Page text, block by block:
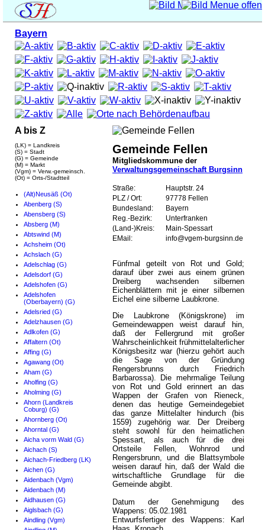
Bayern
A bis Z
(LK) = Landkreis
(S) = Stadt
(G) = Gemeinde
(M) = Markt
(Vgm) = Verw.-gemeinsch.
(Ot) = Orts-/Stadtteil
(Alt)Neusäß (Ot)
Abenberg (S)
Abensberg (S)
Absberg (M)
Abtswind (M)
Achsheim (Ot)
Achslach (G)
Adelschlag (G)
Adelsdorf (G)
Adelshofen (G)
Adelshofen
(Oberbayern) (G)
Adelsried (G)
Adelzhausen (G)
Adlkofen (G)
Affaltern (Ot)
Affing (G)
Agawang (Ot)
Aham (G)
Aholfing (G)
Aholming (G)
Ahorn (Landkreis
Coburg) (G)
Ahornberg (Ot)
Ahorntal (G)
Aicha vorm Wald (G)
Aichach (S)
Aichach-Friedberg (LK)
Aichen (G)
Aidenbach (Vgm)
Aidenbach (M)
Aidhausen (G)
Aiglsbach (G)
Aindling (Vgm)
Gemeinde Fellen
Mitgliedskommune der
Verwaltungsgemeinschaft Burgsinn
Straße:
Hauptstr. 24
PLZ / Ort:
97778 Fellen
Bundesland:
Bayern
Reg.-Bezirk:
Unterfranken
(Land-)Kreis:
Main-Spessart
EMail:
info@vgem-burgsinn.de
Fünfmal geteilt von Rot und Gold;
darauf über zwei aus einem grünen
Dreiberg wachsenden silbernen
Eichenblättern mit je einer silbernen
Eichel eine silberne Laubkrone.
Die Laubkrone (Königskrone) im
Gemeindewappen weist darauf hin,
daß der Fellergrund mit großer
Wahrscheinlichkeit frühmittelalterlicher
Königsbesitz war (hierzu gehört auch
die Sage von der Gründung
Rengersbrunns durch Friedrich
Barbarossa). Die mehrmalige Teilung
von Rot und Gold erinnert an das
Wappen der Grafen von Rieneck,
denen das heutige Gemeindegebiet
das ganze Mittelalter hindurch (bis
1559) zugehörig war. Der Dreiberg
steht sowohl für den heimatlichen
Spessart, als auch für die drei
Ortsteile Fellen, Wohnrod und
Rengersbrunn, und die Blattsymbole
weisen darauf hin, daß der Wald die
wirtschaftliche Grundlage für die
Gemeinde abgibt.
Datum der Genehmigung des
Wappens: 05.02.1981
Entwurfsfertiger des Wappens: Karl